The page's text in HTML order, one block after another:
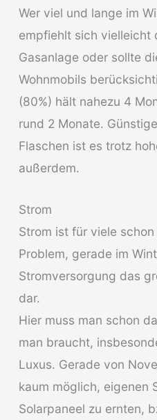
Wer viel und lange im
empfiehlt sich vielleicht
Gasanlage oder sollte
Wohnmobils
(80%) hält nahezu 4
rund 2 Monate.
Flaschen ist es trotz
außerdem.
Strom
Strom ist für viele
Problem, gerade im
Stromversorgung das
dar.
Hier muss man schon
man braucht,
Luxus. Gerade von
kaum möglich, eigenen
Solarpaneel zu ernten,